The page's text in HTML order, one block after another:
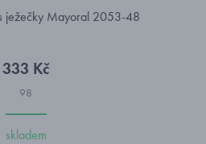
ježečky Mayoral 2053-48
333 Kč
98
skladem